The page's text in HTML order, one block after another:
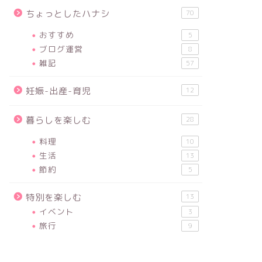
ちょっとしたハナシ 70
おすすめ 5
ブログ運営 8
雑記 57
妊娠-出産-育児 12
暮らしを楽しむ 28
料理 10
生活 13
節約 5
特別を楽しむ 13
イベント 3
旅行 9